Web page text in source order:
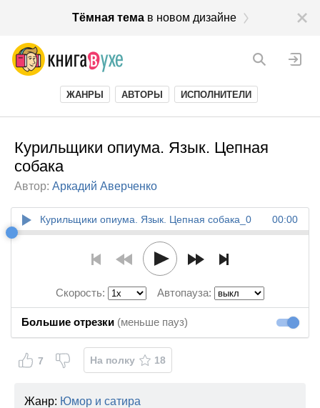
Тёмная темав новом дизайне
ЖАНРЫ АВТОРЫ ИСПОЛНИТЕЛИ
Курильщики опиума. Язык. Цепная
собака
Автор: Аркадий Аверченко
00:00
Курильщики опиума. Язык. Цепная собака_0
Скорость: Автопауза:
Большие отрезки (меньше пауз)
7 На полку 18
Жанр: Юмор и сатира